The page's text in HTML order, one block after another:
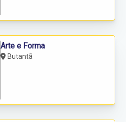
Butantã
Arte e Forma